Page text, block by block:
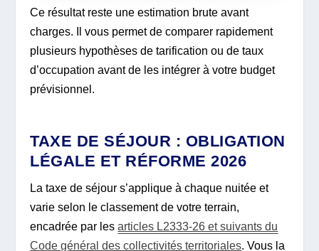
Ce résultat reste une estimation brute avant
charges. Il vous permet de comparer rapidement
plusieurs hypothèses de tarification ou de taux
d’occupation avant de les intégrer à votre budget
prévisionnel.
TAXE DE SÉJOUR : OBLIGATION
LÉGALE ET RÉFORME 2026
La taxe de séjour s’applique à chaque nuitée et
varie selon le classement de votre terrain,
encadrée par lesarticles L2333-26 et suivants du
Code général des collectivités territoriales. Vous la